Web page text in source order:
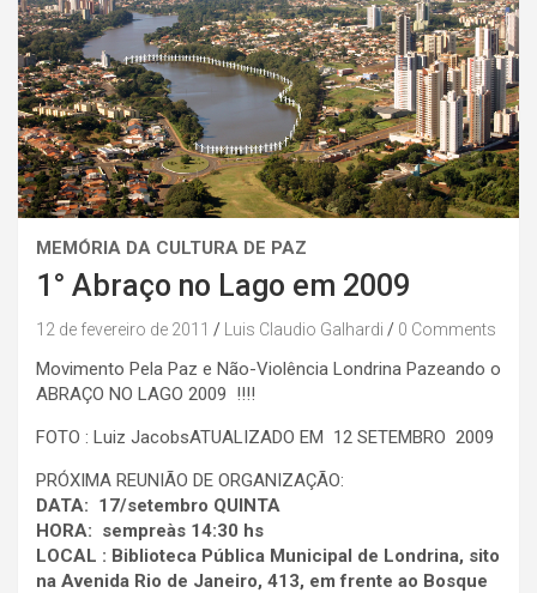
MEMÓRIA DA CULTURA DE PAZ
1° Abraço no Lago em 2009
12 de fevereiro de 2011 Luis Claudio Galhardi 0 Comments
Movimento Pela Paz e Não-Violência Londrina Pazeando o
ABRAÇO NO LAGO 2009 !!!!
FOTO : Luiz JacobsATUALIZADO EM 12 SETEMBRO 2009
PRÓXIMA REUNIÃO DE ORGANIZAÇÃO:
DATA: 17/setembro QUINTA
HORA: sempreàs 14:30 hs
LOCAL : Biblioteca Pública Municipal de Londrina, sito
na Avenida Rio de Janeiro, 413, em frente ao Bosque